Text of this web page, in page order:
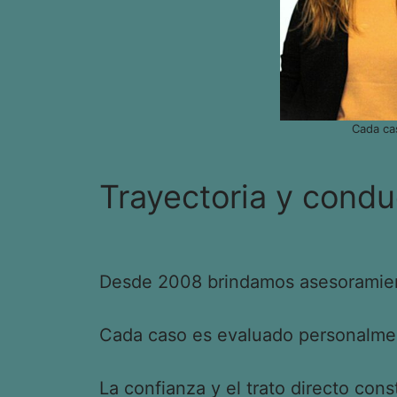
Cada
Trayectoria y
Desde 2008 brindamos
Cada caso es evaluado
La confianza y el trato directo